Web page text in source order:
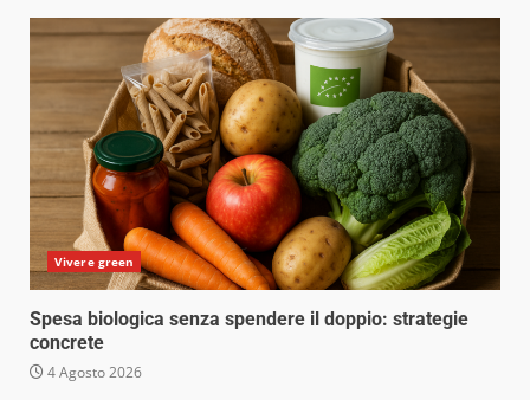
Vivere green
Spesa biologica senza spendere il doppio: strategie
concrete
4 Agosto 2026